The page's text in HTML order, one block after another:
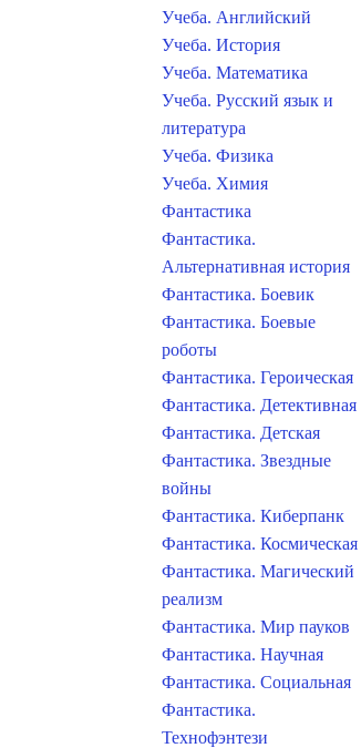
Учеба. Английский
Учеба. История
Учеба. Математика
Учеба. Русский язык и
литература
Учеба. Физика
Учеба. Химия
Фантастика
Фантастика.
Альтернативная история
Фантастика. Боевик
Фантастика. Боевые
роботы
Фантастика. Героическая
Фантастика. Детективная
Фантастика. Детская
Фантастика. Звездные
войны
Фантастика. Киберпанк
Фантастика. Космическая
Фантастика. Магический
реализм
Фантастика. Мир пауков
Фантастика. Научная
Фантастика. Социальная
Фантастика.
Технофэнтези